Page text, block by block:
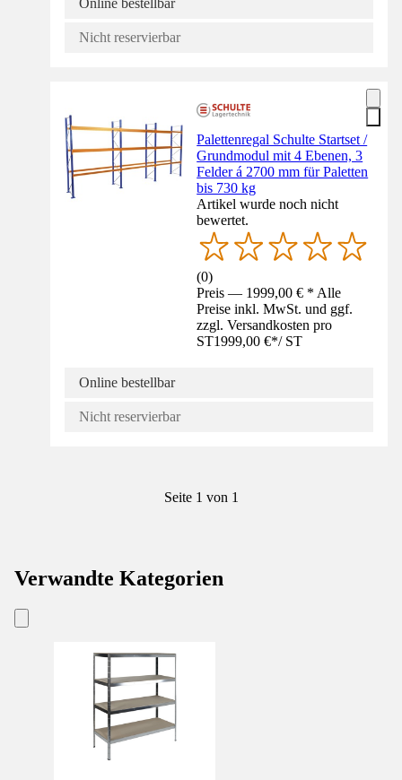
Online bestellbar
Nicht reservierbar
Palettenregal Schulte Startset /
Grundmodul mit 4 Ebenen, 3
Felder á 2700 mm für Paletten
bis 730 kg
Artikel wurde noch nicht
bewertet.
(0)
Preis — 1999,00 € * Alle
Preise inkl. MwSt. und ggf.
zzgl. Versandkosten pro
ST1999,00 €*/ ST
Online bestellbar
Nicht reservierbar
Seite 1 von 1
Verwandte Kategorien